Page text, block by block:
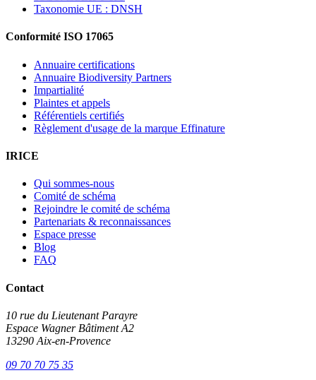
Taxonomie UE : DNSH
Conformité ISO 17065
Annuaire certifications
Annuaire Biodiversity Partners
Impartialité
Plaintes et appels
Référentiels certifiés
Règlement d'usage de la marque Effinature
IRICE
Qui sommes-nous
Comité de schéma
Rejoindre le comité de schéma
Partenariats & reconnaissances
Espace presse
Blog
FAQ
Contact
10 rue du Lieutenant Parayre
Espace Wagner Bâtiment A2
13290 Aix-en-Provence
09 70 70 75 35